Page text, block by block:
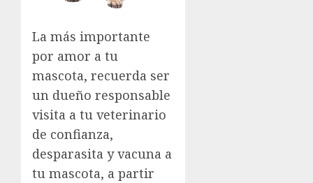
La más importante
por amor a tu
mascota, recuerda ser
un dueño responsable
visita a tu veterinario
de confianza,
desparasita y vacuna a
tu mascota, a partir